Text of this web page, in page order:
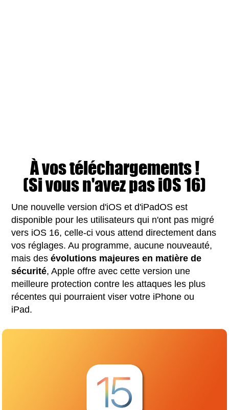
À vos téléchargements !
(Si vous n'avez pas iOS 16)
Une nouvelle version d'iOS et d'iPadOS est
disponible pour les utilisateurs qui n'ont pas migré
vers iOS 16, celle-ci vous attend directement dans
vos réglages. Au programme, aucune nouveauté,
mais desévolutions majeures en matière de
sécurité, Apple offre avec cette version une
meilleure protection contre les attaques les plus
récentes qui pourraient viser votre iPhone ou
iPad.